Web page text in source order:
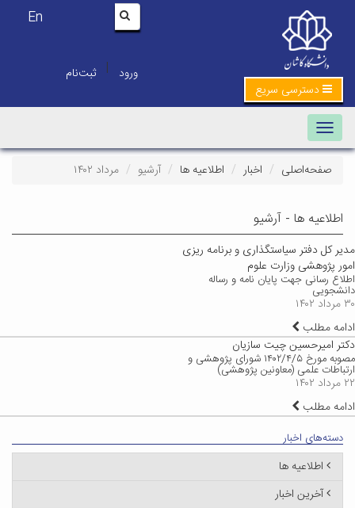
En
ورود | ثبت‌نام
دسترسی سریع
Toggle navigation
صفحه‌اصلی اخبار اطلاعیه ها آرشیو مرداد ۱۴۰۲
اطلاعیه ها - آرشیو
مدیر کل دفتر سیاستگذاری و برنامه ریزی
امور پژوهشی وزارت علوم
اطلاع رسانی جهت پایان نامه و رساله
دانشجویی
۳۰ مرداد ۱۴۰۲
ادامه مطلب
دکتر امیرحسین چیت سازیان
مصوبه مورخ ۱۴۰۲/۴/۵ شورای پژوهشی و
ارتباطات علمی (معاونین پژوهشی)
۲۲ مرداد ۱۴۰۲
ادامه مطلب
دسته‌های اخبار
اطلاعیه ها
آخرین اخبار